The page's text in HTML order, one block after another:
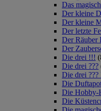
Das
Der kleine
Der kleine
Der letzte
Der Räuber
Der
Die drei !!!
Die drei ???
Die drei
Die
Die Hobby-
Die